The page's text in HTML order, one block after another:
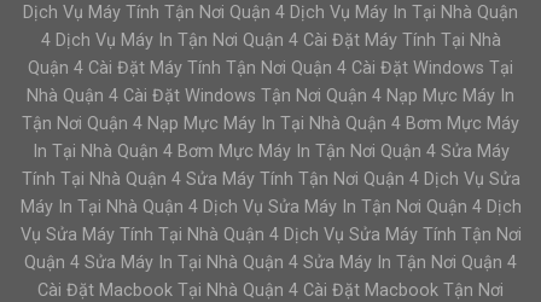
Dịch Vụ Máy Tính Tận Nơi Quận 4 Dịch Vụ Máy In Tại Nhà Quận
4 Dịch Vụ Máy In Tận Nơi Quận 4 Cài Đặt Máy Tính Tại Nhà
Quận 4 Cài Đặt Máy Tính Tận Nơi Quận 4 Cài Đặt Windows Tại
Nhà Quận 4 Cài Đặt Windows Tận Nơi Quận 4 Nạp Mực Máy In
Tận Nơi Quận 4 Nạp Mực Máy In Tại Nhà Quận 4 Bơm Mực Máy
In Tại Nhà Quận 4 Bơm Mực Máy In Tận Nơi Quận 4 Sửa Máy
Tính Tại Nhà Quận 4 Sửa Máy Tính Tận Nơi Quận 4 Dịch Vụ Sửa
Máy In Tại Nhà Quận 4 Dịch Vụ Sửa Máy In Tận Nơi Quận 4 Dịch
Vụ Sửa Máy Tính Tại Nhà Quận 4 Dịch Vụ Sửa Máy Tính Tận Nơi
Quận 4 Sửa Máy In Tại Nhà Quận 4 Sửa Máy In Tận Nơi Quận 4
Cài Đặt Macbook Tại Nhà Quận 4 Cài Đặt Macbook Tận Nơi